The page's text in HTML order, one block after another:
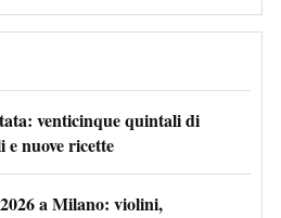
venticinque quintali di
nuove ricette
a Milano: violini,